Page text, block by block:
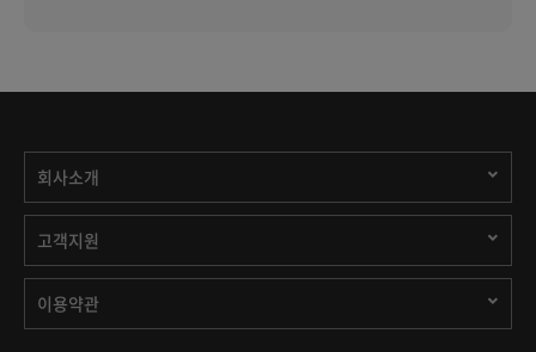
회사소개
고객지원
이용약관